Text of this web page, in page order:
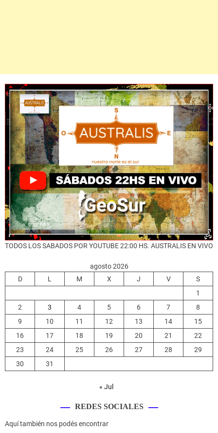
TODOS LOS SABADOS POR YOUTUBE 22:00 HS. AUSTRALIS EN VIVO
agosto 2026
D
L M X J V
S
1
2
3 4 5 6 7
8
9
10 11 12 13 14
15
16
17 18 19 20 21
22
23
24 25 26 27 28
29
30
31
« Jul
REDES SOCIALES
Aquí también nos podés encontrar